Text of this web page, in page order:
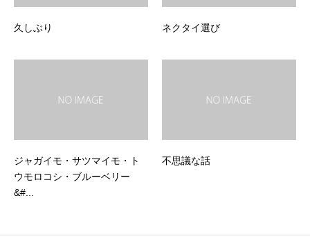
久しぶり ネクタイ選び
ジャガイモ・サツマイモ・ト
ウモロコシ・ブルーベリー
&#...
不思議な話